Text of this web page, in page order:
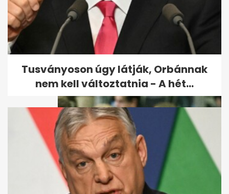
Most dől el, hogy a kormány
valóban lemond-e a Norvég
Alap...
Tusványoson úgy látják, Orbánnak
nem kell változtatnia - A hét...